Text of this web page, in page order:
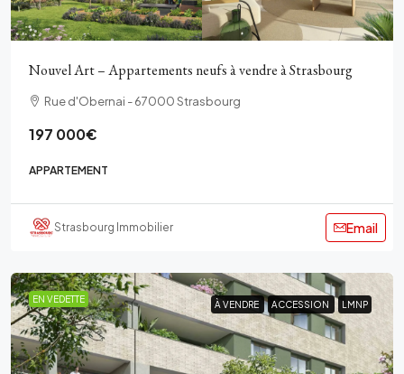
Nouvel Art – Appartements neufs à vendre à Strasbourg
Rue d'Obernai - 67000 Strasbourg
197 000€
APPARTEMENT
Strasbourg Immobilier Email
EN VEDETTE À VENDRE ACCESSION LMNP
À VENDRE ACCESSION LMNP